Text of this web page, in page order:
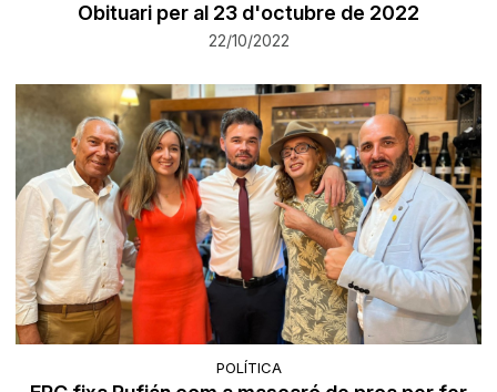
Obituari per al 23 d'octubre de 2022
22/10/2022
POLÍTICA